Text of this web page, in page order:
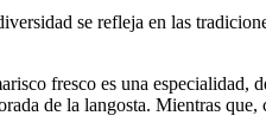
se refleja en las
fresco es una especialidad,
de la langosta. Mientras